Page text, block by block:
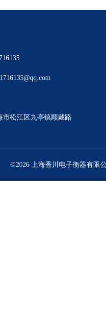
市松江区九亭镇顾戴路
©2026 上海香川电子衡器有限